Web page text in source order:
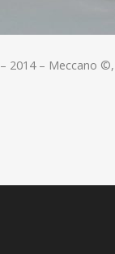
– 2014 – Meccano